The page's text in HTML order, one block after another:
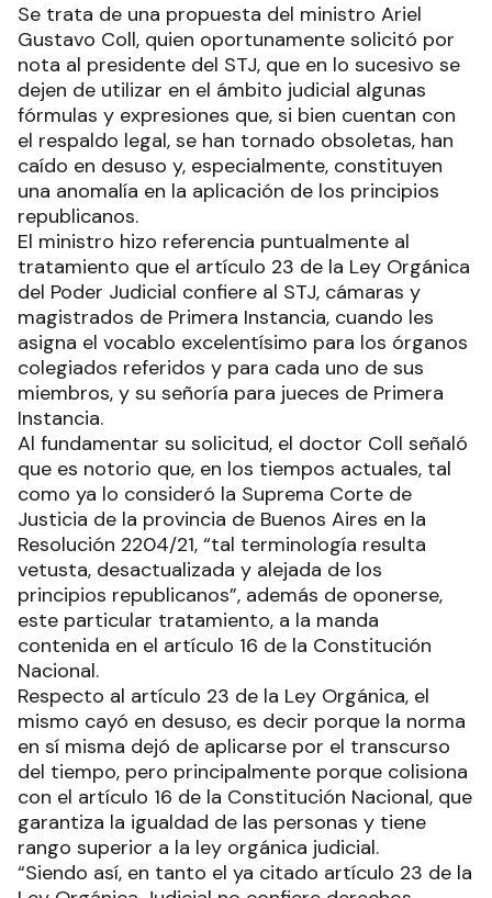
Se trata de una propuesta del ministro Ariel
Gustavo Coll, quien oportunamente solicitó por
nota al presidente del STJ, que en lo sucesivo se
dejen de utilizar en el ámbito judicial algunas
fórmulas y expresiones que, si bien cuentan con
el respaldo legal, se han tornado obsoletas, han
caído en desuso y, especialmente, constituyen
una anomalía en la aplicación de los principios
republicanos.
El ministro hizo referencia puntualmente al
tratamiento que el artículo 23 de la Ley Orgánica
del Poder Judicial confiere al STJ, cámaras y
magistrados de Primera Instancia, cuando les
asigna el vocablo excelentísimo para los órganos
colegiados referidos y para cada uno de sus
miembros, y su señoría para jueces de Primera
Instancia.
Al fundamentar su solicitud, el doctor Coll señaló
que es notorio que, en los tiempos actuales, tal
como ya lo consideró la Suprema Corte de
Justicia de la provincia de Buenos Aires en la
Resolución 2204/21, “tal terminología resulta
vetusta, desactualizada y alejada de los
principios republicanos”, además de oponerse,
este particular tratamiento, a la manda
contenida en el artículo 16 de la Constitución
Nacional.
Respecto al artículo 23 de la Ley Orgánica, el
mismo cayó en desuso, es decir porque la norma
en sí misma dejó de aplicarse por el transcurso
del tiempo, pero principalmente porque colisiona
con el artículo 16 de la Constitución Nacional, que
garantiza la igualdad de las personas y tiene
rango superior a la ley orgánica judicial.
“Siendo así, en tanto el ya citado artículo 23 de la